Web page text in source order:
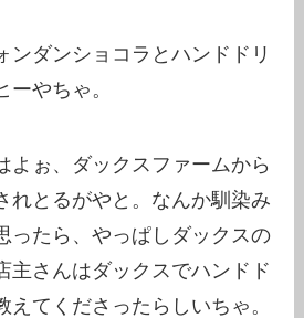
ンダンショコラとハンドドリ
ーやちゃ。
よぉ、ダックスファームから
れとるがやと。なんか馴染み
ったら、やっぱしダックスの
主さんはダックスでハンドド
えてくださったらしいちゃ。